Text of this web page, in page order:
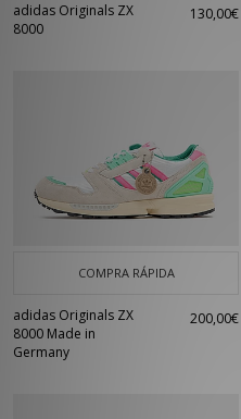
adidas Originals ZX
8000
130,00€
COMPRA RÁPIDA
adidas Originals ZX
8000 Made in
Germany
200,00€